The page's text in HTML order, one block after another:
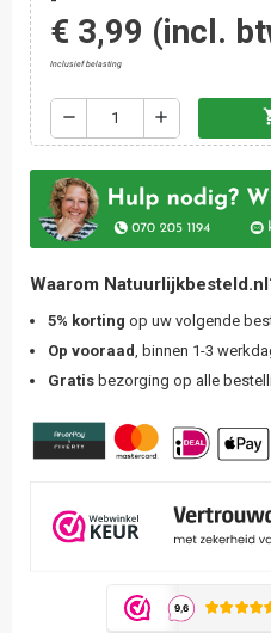
€ 3,99 (incl.
Inclusief belasting
remove add
Waarom
5% korting op uw volgende
Op vooraad
, binnen 1-3
Gratis bezorging op alle